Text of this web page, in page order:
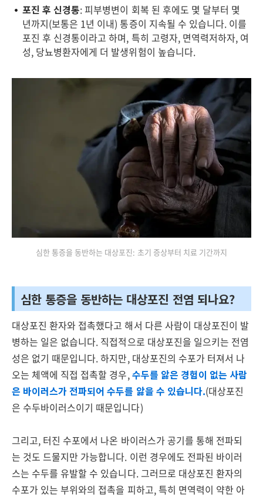
포진 후 신경통: 피부병변이 회복 된 후에도 몇 달부터 몇
년까지(보통은 1년 이내) 통증이 지속될 수 있습니다. 이를
포진 후 신경통이라고 하며, 특히 고령자, 면역력저하자, 여
성, 당뇨병환자에게 더 발생위험이 높습니다.
심한 통증을 동반하는 대상포진: 초기 증상부터 치료 기간까지
심한 통증을 동반하는 대상포진 전염 되나요?
대상포진 환자와 접촉했다고 해서 다른 사람이 대상포진이 발
병하는 일은 없습니다. 직접적으로 대상포진을 일으키는 전염
성은 없기 때문입니다. 하지만, 대상포진의 수포가 터져서 나
오는 체액에 직접 접촉할 경우,수두를 앓은 경험이 없는 사람
은 바이러스가 전파되어 수두를 앓을 수 있습니다.(대상포진
은 수두바이러스이기 때문입니다)
그리고, 터진 수포에서 나온 바이러스가 공기를 통해 전파되
는 것도 드물지만 가능합니다. 이런 경우에도 전파된 바이러
스는 수두를 유발할 수 있습니다. 그러므로 대상포진 환자의
수포가 있는 부위와의 접촉을 피하고, 특히 면역력이 약한 아